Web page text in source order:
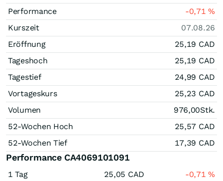
Performance
-0,71%
Kurszeit
07.08.26
Eröffnung
25,19 CAD
Tageshoch
25,19 CAD
Tagestief
24,99 CAD
Vortageskurs
25,23 CAD
Volumen
976,00Stk.
52-Wochen Hoch
25,57 CAD
52-Wochen Tief
17,39 CAD
Performance CA4069101091
1 Tag 25,05 CAD -0,71%